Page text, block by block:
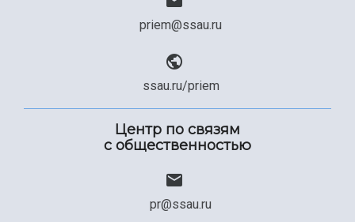
priem@ssau.ru
ssau.ru/priem
Центр по связям
с общественностью
pr@ssau.ru